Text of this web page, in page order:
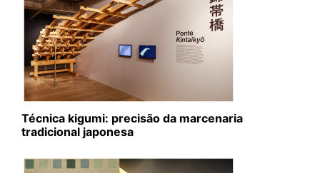
Técnica kigumi: precisão da marcenaria
tradicional japonesa